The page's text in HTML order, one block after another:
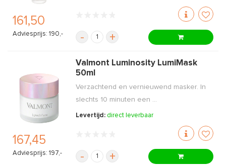
161,50
Adviesprijs: 190,- - +
167,45
Adviesprijs: 197,-
Valmont Luminosity LumiMask
50ml
Verzachtend en vernieuwend masker. In
slechts 10 minuten een ...
Levertijd: direct leverbaar
- +